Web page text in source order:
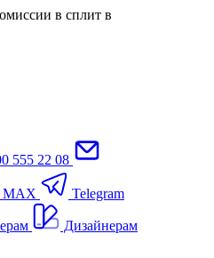
в сплит в
555 22 08
MAX Telegram
Дизайнерам